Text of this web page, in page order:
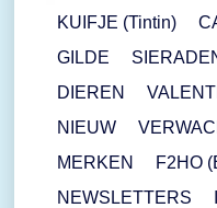
KUIFJE (Tintin)
GILDE
DIEREN
NIEUW
MERKEN
F2HO
NEWSLETTERS